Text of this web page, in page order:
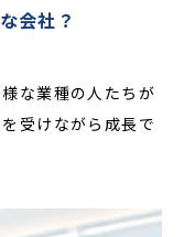
会社？
な業種の人たちが
受けながら成長で